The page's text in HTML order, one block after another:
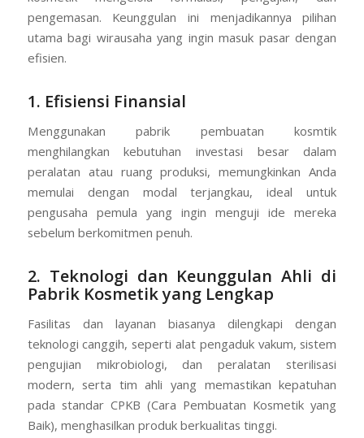
pengemasan. Keunggulan ini menjadikannya pilihan
utama bagi wirausaha yang ingin masuk pasar dengan
efisien.
1. Efisiensi Finansial
Menggunakan pabrik pembuatan kosmtik
menghilangkan kebutuhan investasi besar dalam
peralatan atau ruang produksi, memungkinkan Anda
memulai dengan modal terjangkau, ideal untuk
pengusaha pemula yang ingin menguji ide mereka
sebelum berkomitmen penuh.
2. Teknologi dan Keunggulan Ahli di
Pabrik Kosmetik yang Lengkap
Fasilitas dan layanan biasanya dilengkapi dengan
teknologi canggih, seperti alat pengaduk vakum, sistem
pengujian mikrobiologi, dan peralatan sterilisasi
modern, serta tim ahli yang memastikan kepatuhan
pada standar CPKB (Cara Pembuatan Kosmetik yang
Baik), menghasilkan produk berkualitas tinggi.